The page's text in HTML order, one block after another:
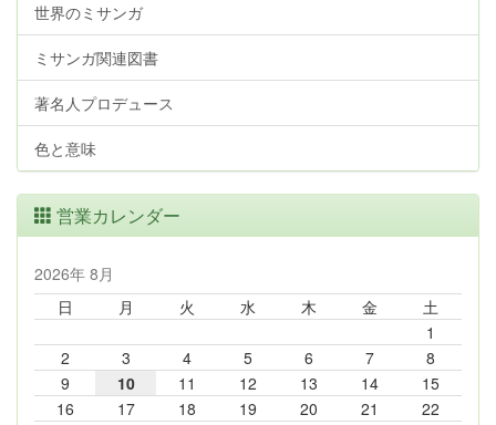
世界のミサンガ
ミサンガ関連図書
著名人プロデュース
色と意味
営業カレンダー
2026年 8月
日
月 火 水 木 金
土
1
2
3 4 5 6 7
8
9
10 11 12 13 14
15
16
17 18 19 20 21
22